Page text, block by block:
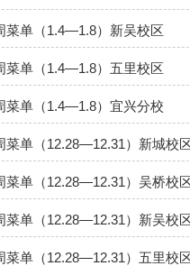
菜单（1.4—1.8）新吴校区
菜单（1.4—1.8）五里校区
菜单（1.4—1.8）宜兴分校
菜单（12.28—12.31）新城校
菜单（12.28—12.31）吴桥校
菜单（12.28—12.31）新吴校
菜单（12.28—12.31）五里校